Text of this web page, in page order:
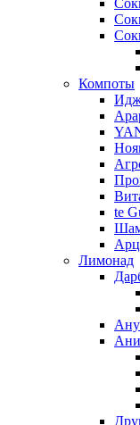
Компоты
te
Лимонад
Ани